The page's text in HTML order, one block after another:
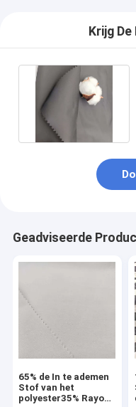
Krijg
Geadviseerde
65% de In te ademen
Stof van het
polyester35% Rayon